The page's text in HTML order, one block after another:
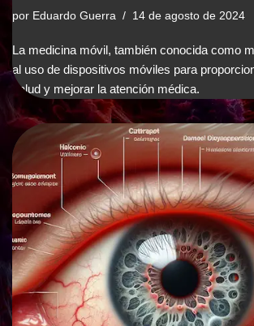
por Eduardo Guerra 14 de agosto de 2024
La medicina móvil, también conocida como
al uso de dispositivos móviles para
salud y mejorar la atención médica.